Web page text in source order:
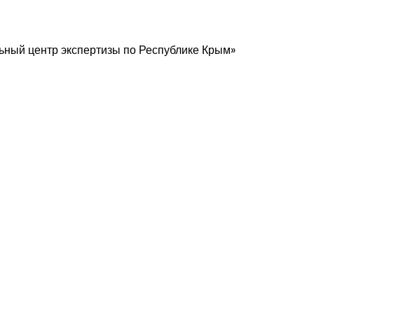
центр экспертизы по Республике Крым»